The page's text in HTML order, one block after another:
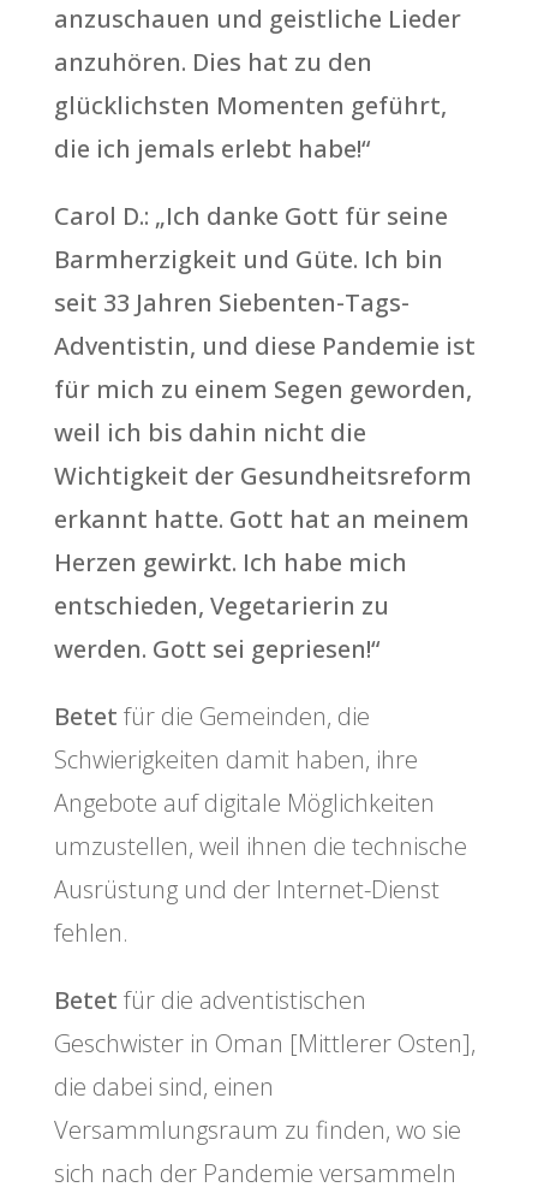
anzuschauen und geistliche Lieder
anzuhören. Dies hat zu den
glücklichsten Momenten geführt,
die ich jemals erlebt habe!“
Carol D.: „Ich danke Gott für seine
Barmherzigkeit und Güte. Ich bin
seit 33 Jahren Siebenten-Tags-
Adventistin, und diese Pandemie ist
für mich zu einem Segen geworden,
weil ich bis dahin nicht die
Wichtigkeit der Gesundheitsreform
erkannt hatte. Gott hat an meinem
Herzen gewirkt. Ich habe mich
entschieden, Vegetarierin zu
werden. Gott sei gepriesen!“
Betet für die Gemeinden, die
Schwierigkeiten damit haben, ihre
Angebote auf digitale Möglichkeiten
umzustellen, weil ihnen die technische
Ausrüstung und der Internet-Dienst
fehlen.
Betet für die adventistischen
Geschwister in Oman [Mittlerer Osten],
die dabei sind, einen
Versammlungsraum zu finden, wo sie
sich nach der Pandemie versammeln